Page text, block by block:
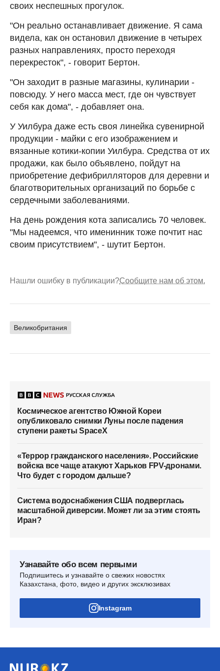
своих неспешных прогулок.
"Он реально останавливает движение. Я сама
видела, как он остановил движение в четырех
разных направлениях, просто переходя
перекресток", - говорит Бертон.
"Он заходит в разные магазины, кулинарии -
повсюду. У него масса мест, где он чувствует
себя как дома", - добавляет она.
У Уилбура даже есть своя линейка сувенирной
продукции - майки с его изображением и
вязанные котики-копии Уилбура. Средства от их
продажи, как было объявлено, пойдут на
приобретение дефибрилляторов для деревни и
благотворительных организаций по борьбе с
сердечными заболеваниями.
На день рождения кота записались 70 человек.
"Мы надеемся, что именинник тоже почтит нас
своим присутствием", - шутит Бертон.
Нашли ошибку в публикации?Сообщите нам об этом.
Великобритания
Космическое агентство Южной Кореи
опубликовало снимки Луны после падения
ступени ракеты SpaceX
«Террор гражданского населения». Российские
войска все чаще атакуют Харьков FPV-дронами.
Что будет с городом дальше?
Система водоснабжения США подверглась
масштабной диверсии. Может ли за этим стоять
Иран?
Узнавайте обо всем первыми
Подпишитесь и узнавайте о свежих новостях
Казахстана, фото, видео и других эксклюзивах
Instagram